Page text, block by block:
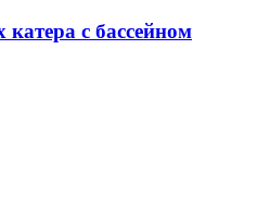
с бассейном